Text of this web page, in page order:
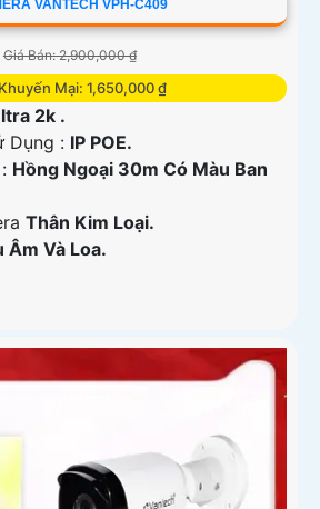
VANTECH VPH-C409
Giá Bán: 2,900,000 ₫
Mại: 1,650,000 ₫
2k .
Dụng : IP POE.
Hồng Ngoại 30m Có Màu Ban
Thân Kim Loại.
Âm Và Loa.